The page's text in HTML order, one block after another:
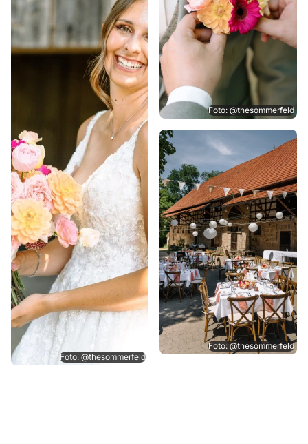
Foto: @thesommerfeld
Foto: @thesommerfeld
Foto: @thesommerfeld